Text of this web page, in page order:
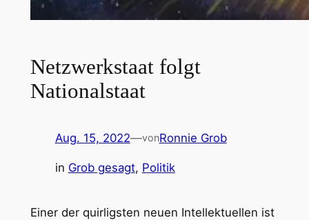
Netzwerkstaat folgt
Nationalstaat
Aug. 15, 2022—vonRonnie Grob
in Grob gesagt, Politik
Einer der quirligsten neuen Intellektuellen ist